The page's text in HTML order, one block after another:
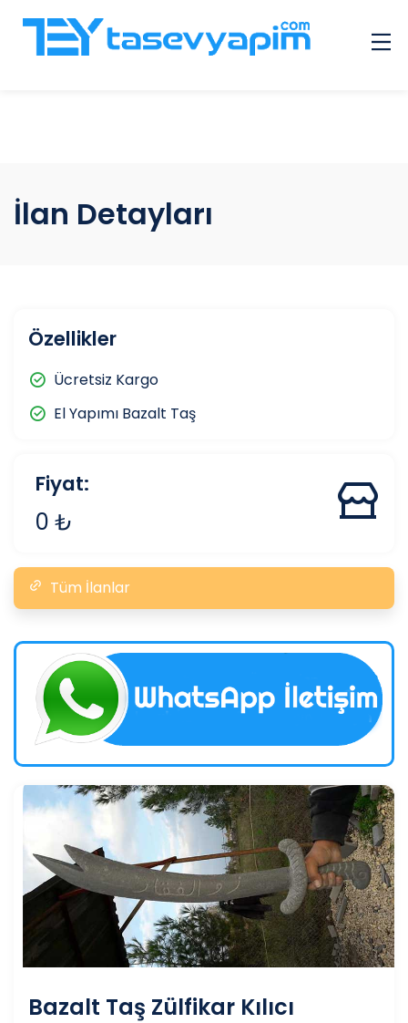
Diğer
İlan Detayları
Bazalt Taş Zülfikar Kılıcı
Özellikler
Ücretsiz Kargo
El Yapımı Bazalt Taş
Fiyat:
0 ₺
Tüm İlanlar